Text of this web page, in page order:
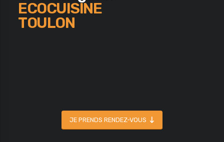
ECOCUISINE
TOULON
JE PRENDS RENDEZ-VOUS